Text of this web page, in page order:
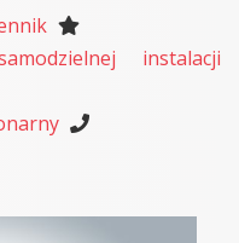
instalacji